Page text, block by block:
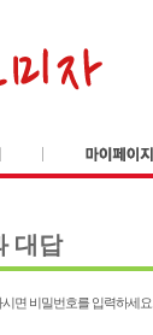
대답
면 비밀번호를 입력하세요.